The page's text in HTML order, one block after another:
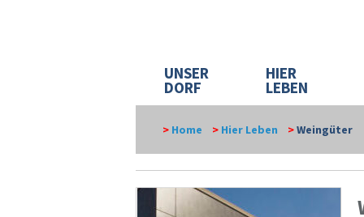
UNSER
DORF
HIER
LEBEN
> Home > Hier Leben >Weingüter